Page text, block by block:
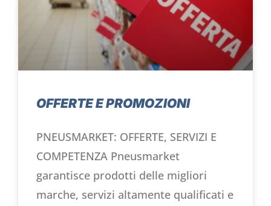
OFFERTE E PROMOZIONI
PNEUSMARKET: OFFERTE, SERVIZI E
COMPETENZA Pneusmarket
garantisce prodotti delle migliori
marche, servizi altamente qualificati e